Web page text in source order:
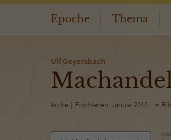
Epoche Thema
Ulf Geyersbach
Arche Erschienen: Januar 2010